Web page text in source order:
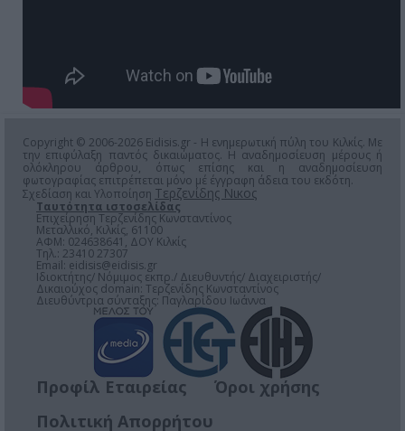
Copyright © 2006-2026 Eidisis.gr - Η ενημερωτική πύλη του Κιλκίς. Με
την επιφύλαξη παντός δικαιώματος. Η αναδημοσίευση μέρους ή
ολόκληρου άρθρου, όπως επίσης και η αναδημοσίευση
φωτογραφίας επιτρέπεται μόνο μέ έγγραφη άδεια του εκδότη.
Σχεδίαση και Υλοποίηση Τερζενίδης Νικος
Ταυτότητα ιστοσελίδας
Επιχείρηση Τερζενίδης Κωνσταντίνος
Μεταλλικό, Κιλκίς, 61100
ΑΦΜ: 024638641, ΔΟΥ Κιλκίς
Τηλ.: 23410 27307
Email: eidisis@eidisis.gr
Ιδιοκτήτης/ Νόμιμος εκπρ./ Διευθυντής/ Διαχειριστής/
Δικαιούχος domain: Τερζενίδης Κωνσταντίνος
Διευθύντρια σύνταξης: Παγλαρίδου Ιωάννα
Προφίλ Εταιρείας
Όροι χρήσης
Πολιτική Απορρήτου